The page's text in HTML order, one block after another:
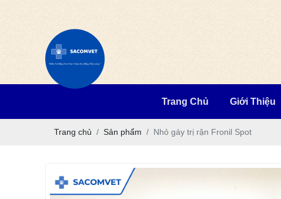
Trang Chủ Giới Thiệu
Trang chủ Sản phẩm Nhỏ gáy trị rận Fronil Spot